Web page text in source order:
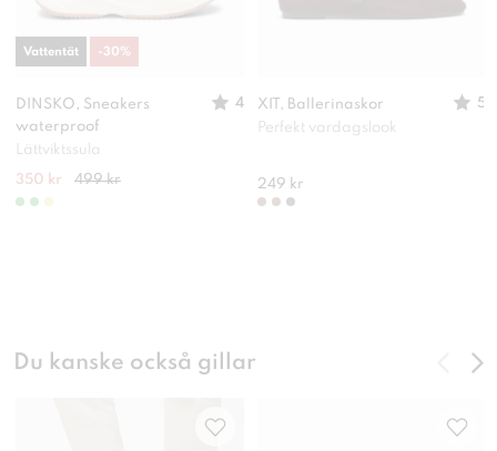
DINSKO, Sneakers
waterproof
4
Lättviktssula
350 kr 499 kr
Vattentät -30%
XIT, Ballerinaskor
5
Perfekt vardagslook
249 kr
Du kanske också gillar